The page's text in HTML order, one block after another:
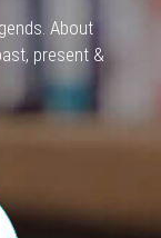
About
present &